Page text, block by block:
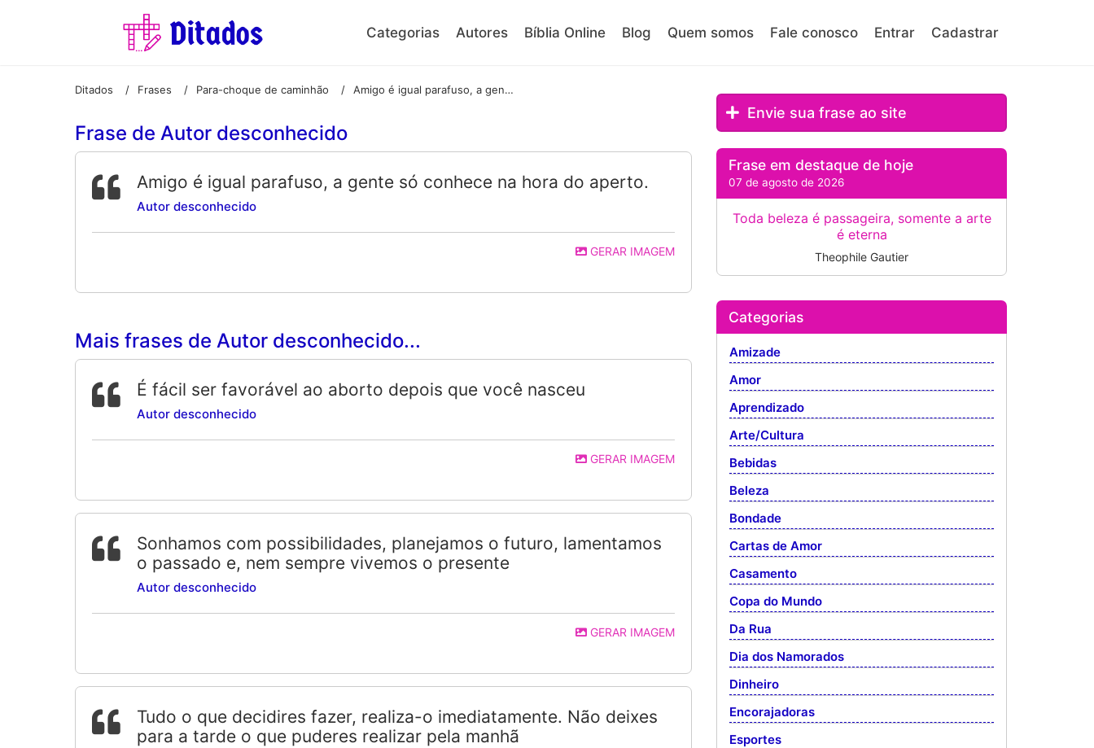
Categorias Autores Bíblia Online Blog Quem somos Fale conosco Entrar Cadastrar
Ditados / Frases / Para-choque de caminhão / Amigo é igual parafuso, a gente só conhece na hora do aperto.
Frase de Autor desconhecido
Amigo é igual parafuso, a gente só conhece na hora do aperto.
Autor desconhecido
GERAR IMAGEM
Mais frases de Autor desconhecido...
É fácil ser favorável ao aborto depois que você nasceu
Autor desconhecido
GERAR IMAGEM
Sonhamos com possibilidades, planejamos o futuro, lamentamos
o passado e, nem sempre vivemos o presente
Autor desconhecido
GERAR IMAGEM
Tudo o que decidires fazer, realiza-o imediatamente. Não deixes
para a tarde o que puderes realizar pela manhã
Envie sua frase ao site
Frase em destaque de hoje
07 de agosto de 2026
Toda beleza é passageira, somente a arte
é eterna
Theophile Gautier
Categorias
Amizade
Amor
Aprendizado
Arte/Cultura
Bebidas
Beleza
Bondade
Cartas de Amor
Casamento
Copa do Mundo
Da Rua
Dia dos Namorados
Dinheiro
Encorajadoras
Esportes